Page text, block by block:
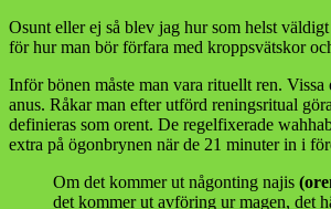
Osunt eller ej så blev jag hur som helst
för hur man bör förfara med kroppsvätskor
Inför bönen måste man vara rituellt ren.
anus. Råkar man efter utförd reningsritual
definieras som orent. De regelfixerade
extra på ögonbrynen när de 21 minuter in i
Om det kommer ut någonting najis
det kommer ut avföring ur magen, det